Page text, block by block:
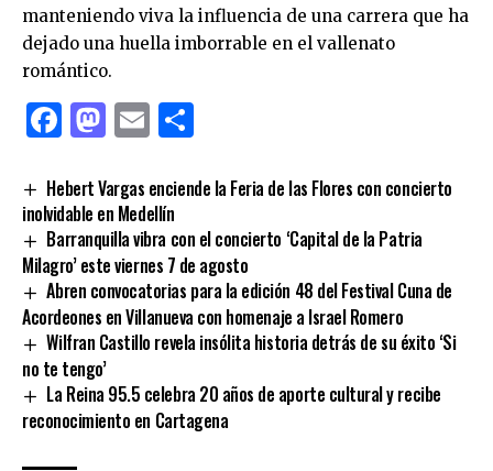
manteniendo viva la influencia de una carrera que ha
dejado una huella imborrable en el vallenato
romántico.
Facebook
Mastodon
Email
Hebert Vargas enciende la Feria de las Flores con concierto
inolvidable en Medellín
Barranquilla vibra con el concierto ‘Capital de la Patria
Milagro’ este viernes 7 de agosto
Abren convocatorias para la edición 48 del Festival Cuna de
Acordeones en Villanueva con homenaje a Israel Romero
Wilfran Castillo revela insólita historia detrás de su éxito ‘Si
no te tengo’
La Reina 95.5 celebra 20 años de aporte cultural y recibe
reconocimiento en Cartagena